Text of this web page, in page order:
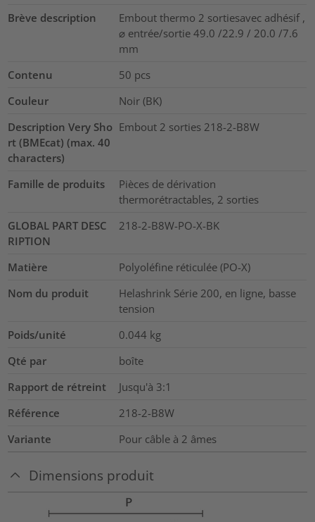
Brève description
Embout thermo 2 sortiesavec adhésif ,
⌀ entrée/sortie 49.0 /22.9 / 20.0 /7.6
mm
Contenu
50 pcs
Couleur
Noir (BK)
Description Very Sho
rt (BMEcat) (max. 40
characters)
Embout 2 sorties 218-2-B8W
Famille de produits
Pièces de dérivation
thermorétractables, 2 sorties
GLOBAL PART DESC
RIPTION
218-2-B8W-PO-X-BK
Matière
Polyoléfine réticulée (PO-X)
Nom du produit
Helashrink Série 200, en ligne, basse
tension
Poids/unité
0.044 kg
Qté par
boîte
Rapport de rétreint
Jusqu'à 3:1
Référence
218-2-B8W
Variante
Pour câble à 2 âmes
Dimensions produit